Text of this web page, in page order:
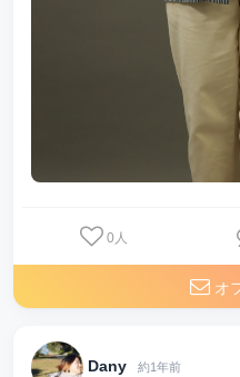
0 人
オ
Dany 約1年前